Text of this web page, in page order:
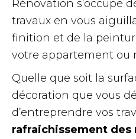
Rénovation s’occupe
travaux en vous
finition et de la
votre appartement ou
Quelle que soit la
décoration que vous
d’entreprendre vos
rafraichissement des